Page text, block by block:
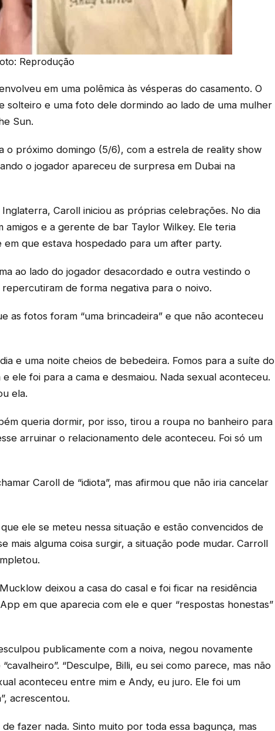
Reprodução
em uma polêmica às vésperas do casamento. O
solteiro e uma foto dele dormindo ao lado de uma mulher
Sun.
o próximo domingo (5/6), com a estrela de reality show
o jogador apareceu de surpresa em Dubai na
Caroll iniciou as próprias celebrações. No dia
e a gerente de bar Taylor Wilkey. Ele teria
que estava hospedado para um after party.
ao lado do jogador desacordado e outra vestindo o
de forma negativa para o noivo.
as fotos foram “uma brincadeira” e que não aconteceu
e uma noite cheios de bebedeira. Fomos para a suíte do
ele foi para a cama e desmaiou. Nada sexual aconteceu.
ela.
queria dormir, por isso, tirou a roupa no banheiro para
arruinar o relacionamento dele aconteceu. Foi só um
Caroll de “idiota”, mas afirmou que não iria cancelar
ele se meteu nessa situação e estão convencidos de
mais alguma coisa surgir, a situação pode mudar. Carroll
deixou a casa do casal e foi ficar na residência
em que aparecia com ele e quer “respostas honestas”
publicamente com a noiva, negou novamente
“Desculpe, Billi, eu sei como parece, mas não
aconteceu entre mim e Andy, eu juro. Ele foi um
acrescentou.
fazer nada. Sinto muito por toda essa bagunça, mas